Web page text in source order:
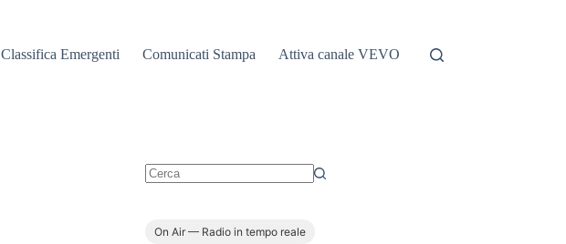
Classifica Emergenti Comunicati Stampa Attiva canale VEVO
On Air — Radio in tempo reale